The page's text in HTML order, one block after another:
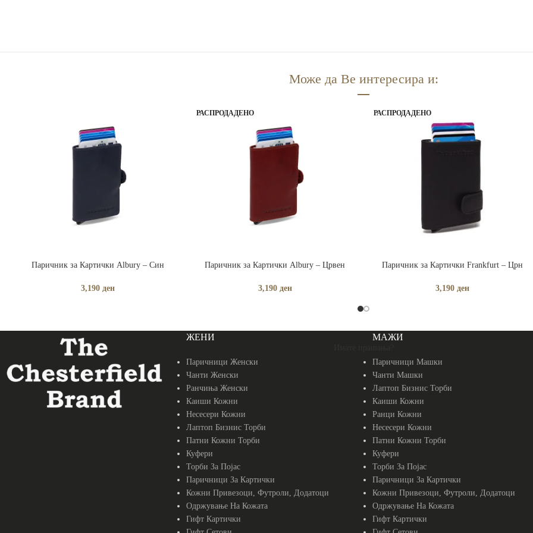
Може да Ве интересира и:
ДОДАЈ ВО КОШНИЧКА
Паричник за Картички Albury – Син
3,190 ден
РАСПРОДАДЕНО
ПРОЧИТАЈ ПОВЕЌЕ
Паричник за Картички Albury – Црвен
3,190 ден
РАСПРОДАДЕНО
ПРОЧИТАЈ ПОВЕЌЕ
Паричник за Картички Frankfurt – Црн
3,190 ден
ЖЕНИ
Паричници Женски
Чанти Женски
Ранчиња Женски
Каиши Кожни
Несесери Кожни
Лаптоп Бизнис Торби
Патни Кожни Торби
Куфери
Торби За Појас
Паричници За Картички
Кожни Привезоци, Футроли, Додатоци
Одржување На Кожата
Гифт Картички
МАЖИ
Паричници Машки
Чанти Машки
Лаптоп Бизнис Торби
Каиши Кожни
Ранци Кожни
Несесери Кожни
Патни Кожни Торби
Куфери
Торби За Појас
Паричници За Картички
Кожни Привезоци, Футроли, Додатоци
Одржување На Кожата
Гифт Картички